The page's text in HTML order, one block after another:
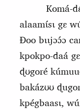
alaamɩ́sɩ gɛ
Ɖoo bɩɩjɔɔ́ɔ
kpokpo‑daá
ɖʊgoré
bakázʊʊ
kpégbaasɩ,